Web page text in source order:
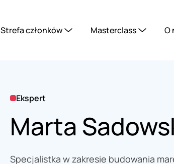
Strefa członków Masterclass O
Ekspert
Marta
Specjalistka w zakresie budowania